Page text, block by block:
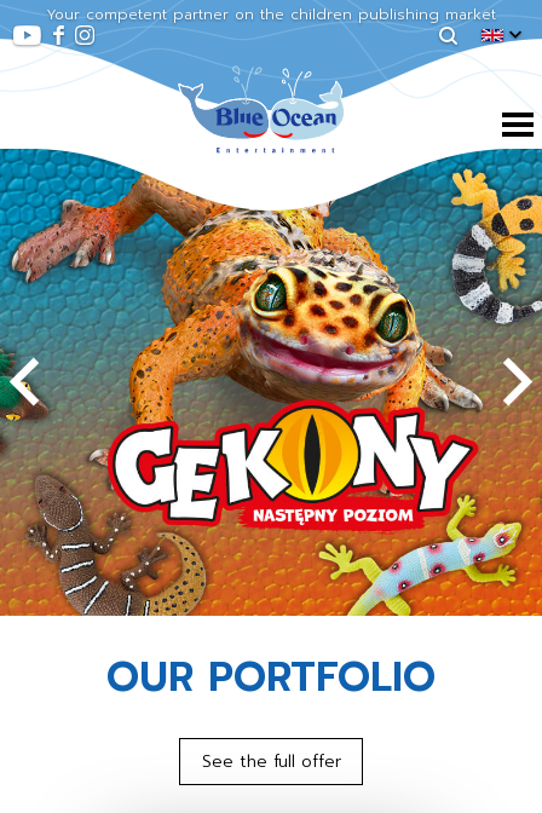
Your competent partner on the children publishing market
OUR PORTFOLIO
See the full offer